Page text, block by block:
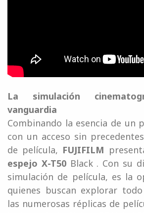
La simulación
vanguardia
Combinando la esencia de un
con un acceso sin
de película, FUJIFILM
espejo X-T50Black . Con su
simulación de película, es la
quienes buscan explorar
las numerosas réplicas de